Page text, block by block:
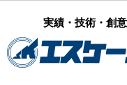
実績・技術・創意